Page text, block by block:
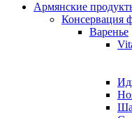
Армянские
Консервация
Варенье